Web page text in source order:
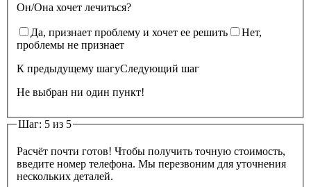
Он/Она хочет лечиться?
Да, признает проблему и хочет ее решить
Нет,
проблемы не признает
К предыдущему шагуСледующий шаг
Не выбран ни один пункт!
Шаг: 5 из 5
Расчёт почти готов! Чтобы получить точную стоимость,
введите номер телефона. Мы перезвоним для уточнения
нескольких деталей.